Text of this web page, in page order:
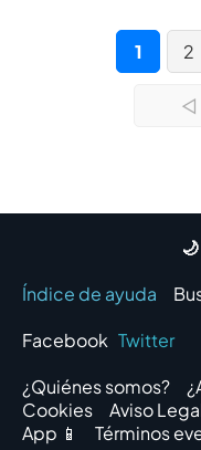
1 2
◁
Índice de ayuda
Facebook Twitter
¿Quiénes somos?
Cookies
Aviso
App 📱
Términos